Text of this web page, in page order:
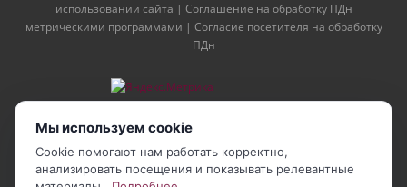
использовании сайта | Соглашение на обработку ПДн
метрическими программами | Согласие посетителя на обработку
ПДн
Мы используем cookie
Cookie помогают нам работать корректно,
анализировать посещения и показывать релевантные